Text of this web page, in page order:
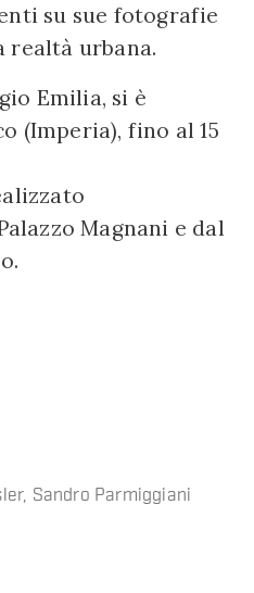
su sue fotografie
realtà urbana.
Emilia, si è
(Imperia), fino al 15
Magnani e dal
Sandro Parmiggiani